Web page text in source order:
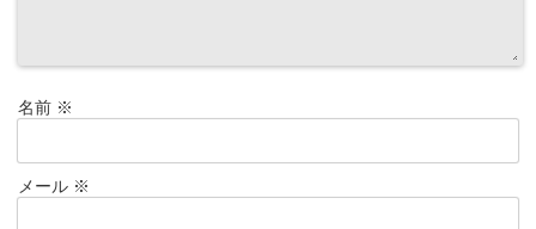
名前 ※
メール ※